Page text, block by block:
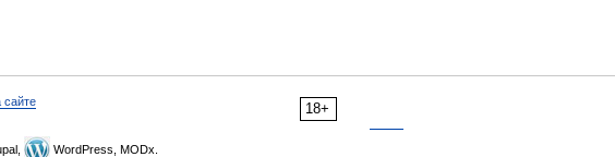
18+
сайте
WordPress, MODx.